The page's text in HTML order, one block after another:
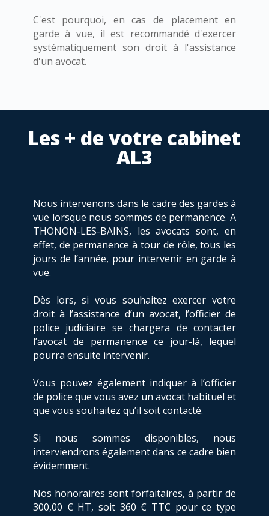
C'est pourquoi, en cas de placement en
garde à vue, il est recommandé d'exercer
systématiquement son droit à l'assistance
d'un avocat.
Les + de votre cabinet
AL3
Nous intervenons dans le cadre des gardes à
vue lorsque nous sommes de permanence. A
THONON-LES-BAINS, les avocats sont, en
effet, de permanence à tour de rôle, tous les
jours de l’année, pour intervenir en garde à
vue.
Dès lors, si vous souhaitez exercer votre
droit à l’assistance d’un avocat, l’officier de
police judiciaire se chargera de contacter
l’avocat de permanence ce jour-là, lequel
pourra ensuite intervenir.
Vous pouvez également indiquer à l’officier
de police que vous avez un avocat habituel et
que vous souhaitez qu’il soit contacté.
Si nous sommes disponibles, nous
interviendrons également dans ce cadre bien
évidemment.
Nos honoraires sont forfaitaires, à partir de
300,00 € HT, soit 360 € TTC pour ce type